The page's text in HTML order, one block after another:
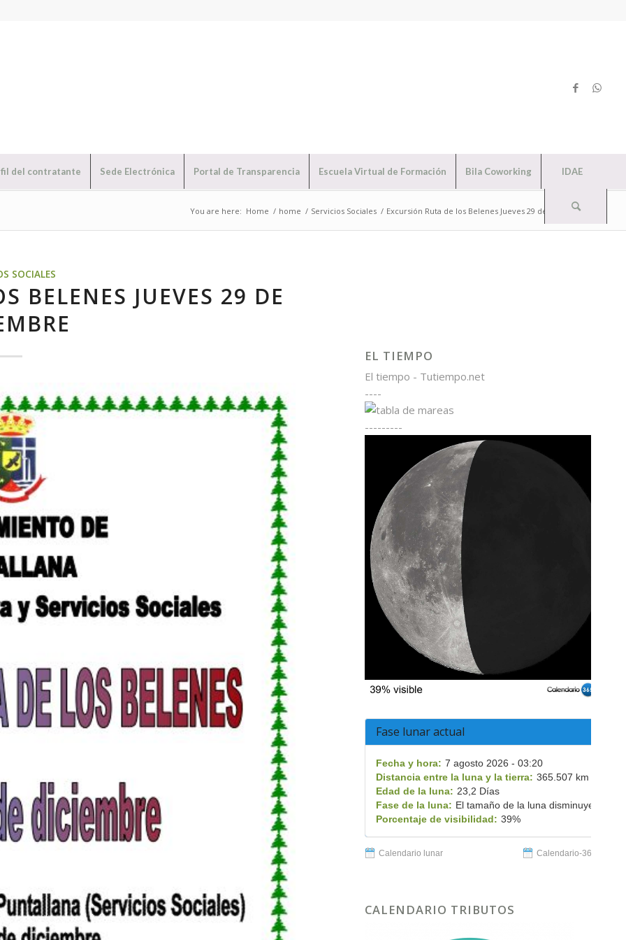
del contratante Sede Electrónica Portal de Transparencia Escuela Virtual de Formación Bila Coworking IDAE
You are here: Home / home / Servicios Sociales / Excursión Ruta de los Belenes Jueves 29 de Diciembre
SOCIALES
BELENES JUEVES 29 DE
EL TIEMPO
El tiempo - Tutiempo.net
----
---------
Fase lunar actual
Fecha y hora: 7 agosto 2026 - 03:20
Distancia entre la luna y la tierra: 365.507 km
Edad de la luna: 23,2 Días
Fase de la luna: El tamaño de la luna disminuye
Porcentaje de visibilidad: 39%
Calendario lunar Calendario-365.es
CALENDARIO TRIBUTOS